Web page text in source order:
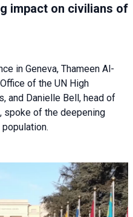
impact on civilians of
in Geneva, Thameen Al-
of the UN High
and Danielle Bell, head of
spoke of the deepening